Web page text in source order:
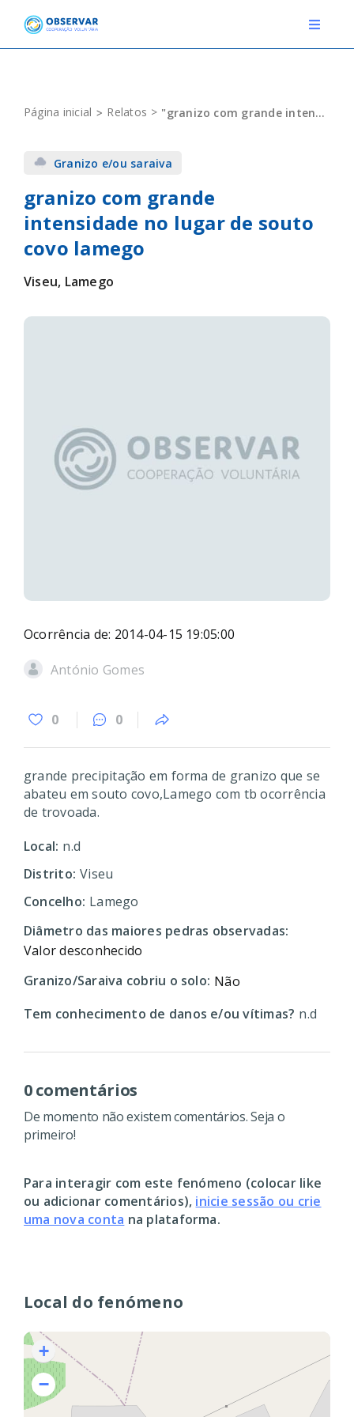
content
Toggle
EVENTOS
DEFINIÇÕES
F.A.Q.
Página inicial Relatos "granizo com grande intensidade no lugar de souto covo lamego"
Local do fenómeno
+
−
Granizo e/ou saraiva
granizo com grande
intensidade no lugar de souto
covo lamego
Viseu, Lamego
Ocorrência de: 2014-04-15 19:05:00
António Gomes
0 0
grande precipitação em forma de granizo que se
abateu em souto covo,Lamego com tb ocorrência
de trovoada.
Local: n.d
Distrito: Viseu
Concelho: Lamego
Diâmetro das maiores pedras observadas:
Valor desconhecido
Granizo/Saraiva cobriu o solo: Não
Tem conhecimento de danos e/ou vítimas? n.d
0 comentários
De momento não existem comentários. Seja o
primeiro!
Para interagir com este fenómeno (colocar like
ou adicionar comentários), inicie sessão ou crie
uma nova conta na plataforma.